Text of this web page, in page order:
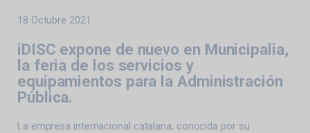
18 Octubre 2021
iDISC expone de nuevo en Municipalia,
la feria de los servicios y
equipamientos para la Administración
Pública.
La empresa internacional catalana, conocida por su